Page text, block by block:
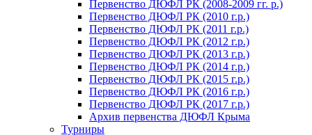
Первенство ДЮФЛ РК (2008-2009 гг. р.)
Первенство ДЮФЛ РК (2010 г.р.)
Первенство ДЮФЛ РК (2011 г.р.)
Первенство ДЮФЛ РК (2012 г.р.)
Первенство ДЮФЛ РК (2013 г.р.)
Первенство ДЮФЛ РК (2014 г.р.)
Первенство ДЮФЛ РК (2015 г.р.)
Первенство ДЮФЛ РК (2016 г.р.)
Первенство ДЮФЛ РК (2017 г.р.)
Архив первенства ДЮФЛ Крыма
Турниры